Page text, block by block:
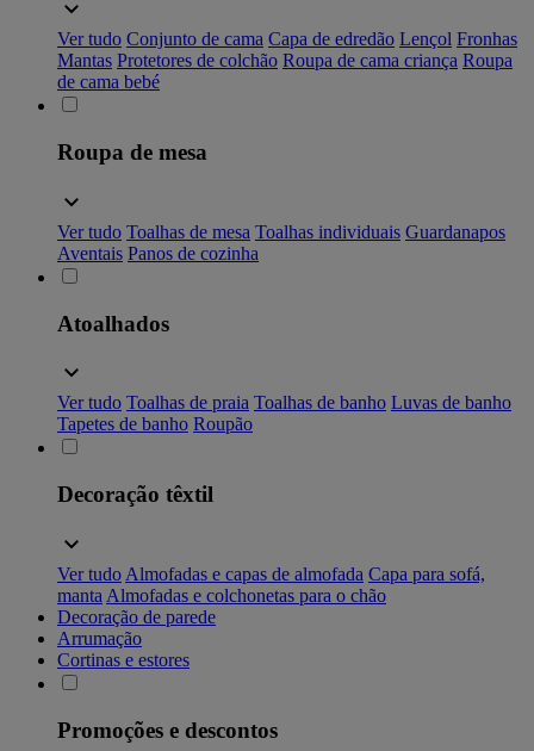
Ver tudo Conjunto de cama Capa de edredão Lençol Fronhas
Mantas Protetores de colchão Roupa de cama criança Roupa
de cama bebé
Roupa de mesa
Ver tudo Toalhas de mesa Toalhas individuais Guardanapos
Aventais Panos de cozinha
Atoalhados
Ver tudo Toalhas de praia Toalhas de banho Luvas de banho
Tapetes de banho Roupão
Decoração têxtil
Ver tudo Almofadas e capas de almofada Capa para sofá,
manta Almofadas e colchonetas para o chão
Decoração de parede
Arrumação
Cortinas e estores
Promoções e descontos